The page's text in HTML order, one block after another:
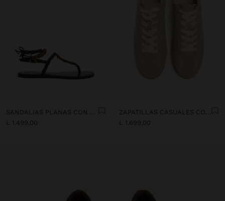
L 1.499,00
L 1.699,00